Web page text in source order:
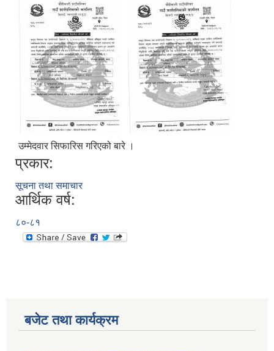
उम्मेदवार सिफारिस गरिएको बारे ।
प्रकार:
सूचना तथा समाचार
आर्थिक वर्ष:
८०-८१
बजेट तथा कार्यक्रम